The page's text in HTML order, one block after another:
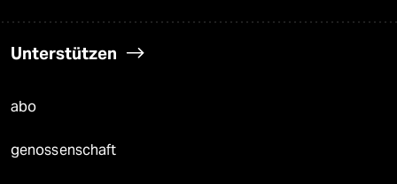
Unterstützen
abo
genossenschaft